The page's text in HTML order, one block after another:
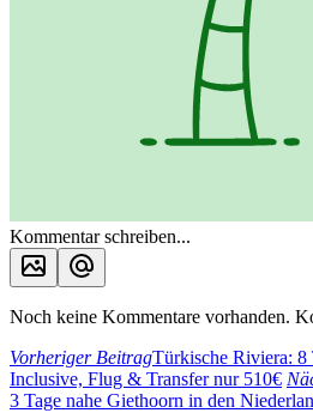
Kommentar schreiben...
Noch keine Kommentare vorhanden.
Vorheriger BeitragTürkische Riviera:
Inclusive, Flug & Transfer nur 510€
3 Tage nahe Giethoorn in den